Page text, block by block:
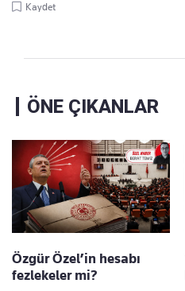
Kaydet
ÖNE ÇIKANLAR
Özgür Özel’in hesabı
fezlekeler mi?